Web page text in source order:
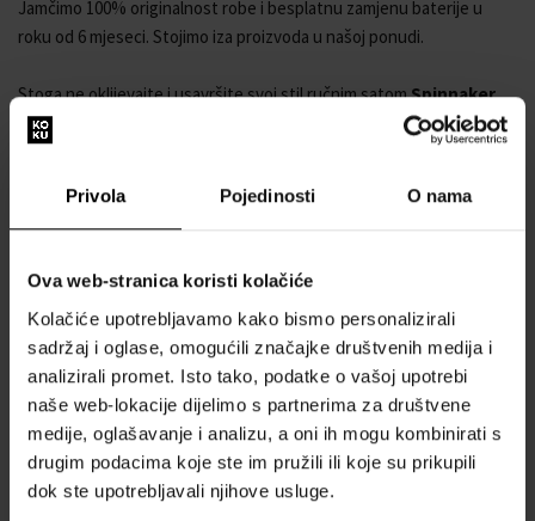
Privola Pojedinosti O nama
Ova web-stranica koristi kolačiće
Kolačiće upotrebljavamo kako bismo personalizirali
sadržaj i oglase, omogućili značajke društvenih medija i
analizirali promet. Isto tako, podatke o vašoj upotrebi
naše web-lokacije dijelimo s partnerima za društvene
medije, oglašavanje i analizu, a oni ih mogu kombinirati s
drugim podacima koje ste im pružili ili koje su prikupili
dok ste upotrebljavali njihove usluge.
Jamčimo 100% originalnost robe i besplatnu zamjenu baterije u
roku od 6 mjeseci. Stojimo iza proizvoda u našoj ponudi.
Stoga ne oklijevajte i usavršite svoj stil ručnim satomSpinnaker
SP-5120-22 Mens Watch Fleuss GMT Automatic Set 43mm
15ATM
Broj proizvođača: SP-5120-22
Sekunda
Mehanizam: Automatski
Oznaka mehanizma: Japan, 24 dragulja
Boja brojčanika: Bijela
Zaslon: Analogni
Otpornost na vodu: 15
Bezel: dvosmjeran, okretljiv
Površinska obrada: Matirana, Polirana
Boja kućišta: Srebrna